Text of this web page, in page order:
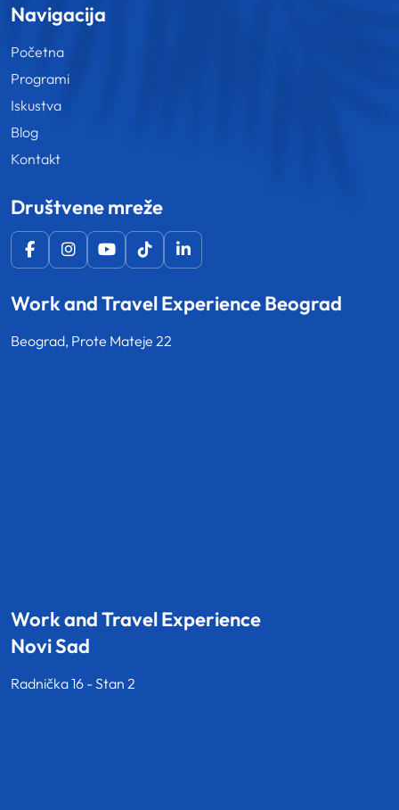
Navigacija
Početna
Programi
Iskustva
Blog
Kontakt
Društvene mreže
Work and Travel Experience Beograd
Beograd, Prote Mateje 22
Work and Travel Experience
Novi Sad
Radnička 16 - Stan 2